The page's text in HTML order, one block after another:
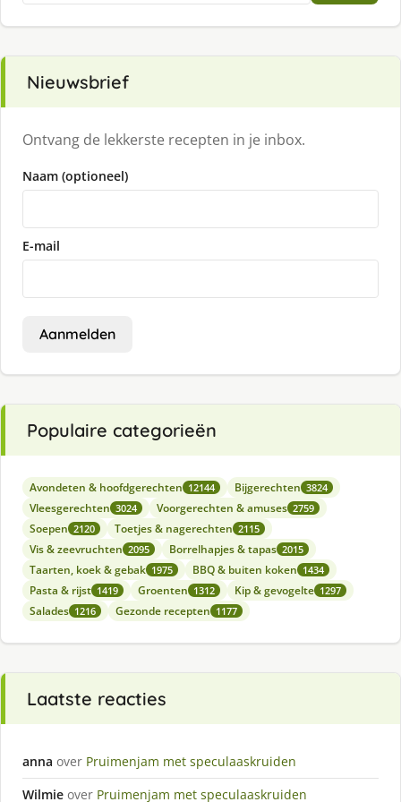
Nieuwsbrief
Ontvang de lekkerste recepten in je inbox.
Naam (optioneel)
E-mail
Aanmelden
Populaire categorieën
Avondeten & hoofdgerechten 12144 Bijgerechten 3824
Vleesgerechten 3024 Voorgerechten & amuses 2759
Soepen 2120 Toetjes & nagerechten 2115
Vis & zeevruchten 2095 Borrelhapjes & tapas 2015
Taarten, koek & gebak 1975 BBQ & buiten koken 1434
Pasta & rijst 1419 Groenten 1312 Kip & gevogelte 1297
Salades 1216 Gezonde recepten 1177
Laatste reacties
anna over Pruimenjam met speculaaskruiden
Wilmie over Pruimenjam met speculaaskruiden